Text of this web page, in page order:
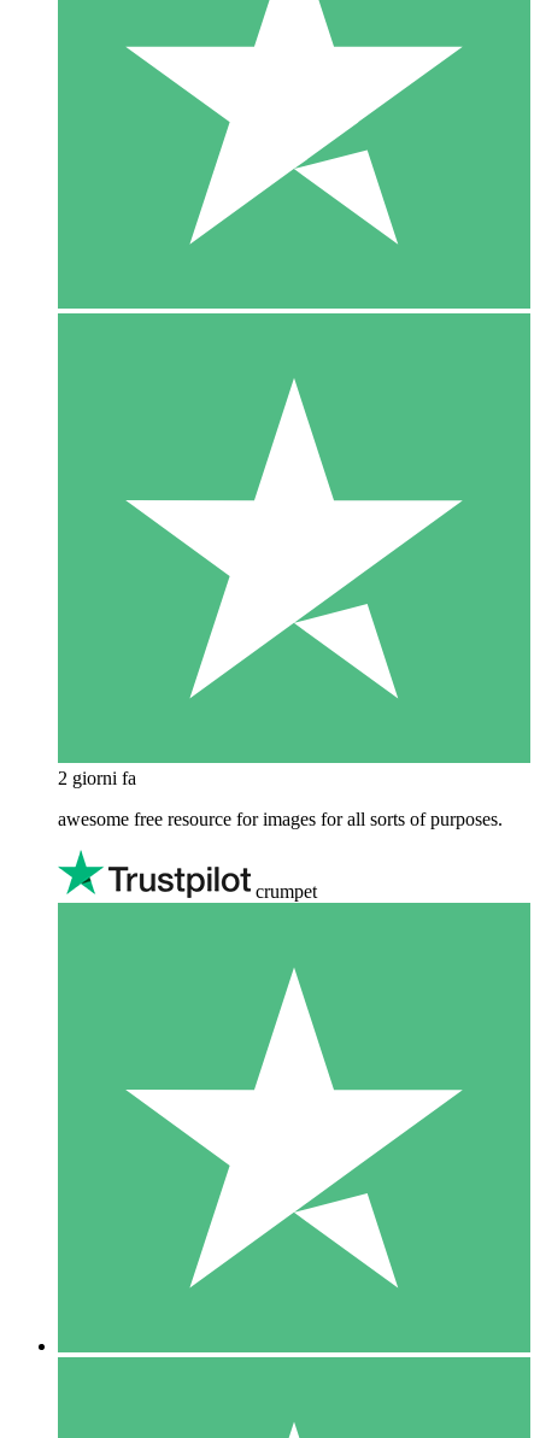
2 giorni fa
awesome free resource for images for all sorts of purposes.
crumpet